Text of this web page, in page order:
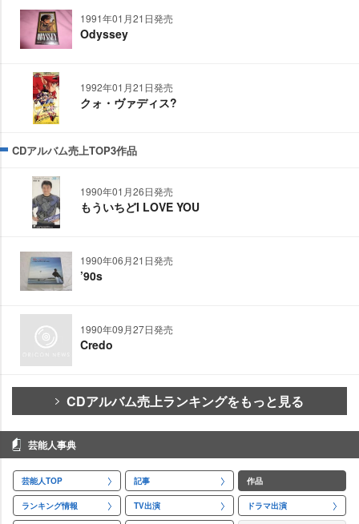
1991年01月21日発売
Odyssey
1992年01月21日発売
クォ・ヴァディス?
CDアルバム売上TOP3作品
1990年01月26日発売
もういちどI LOVE YOU
1990年06月21日発売
’90s
1990年09月27日発売
Credo
CDアルバム売上ランキングをもっと見る
芸能人事典
芸能人TOP 記事 作品
ランキング情報 TV出演 ドラマ出演